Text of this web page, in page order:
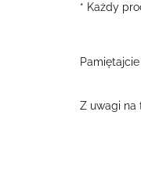
* Każdy
Z uwagi na